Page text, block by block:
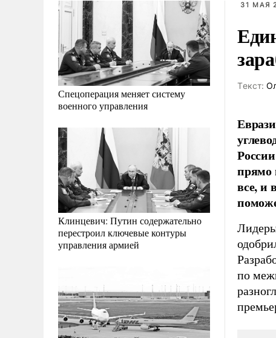
Спецоперация меняет систему
военного управления
Клинцевич: Путин содержательно
перестроил ключевые контуры
управления армией
31 МАЯ
Tекст:
прямо
все, и
по